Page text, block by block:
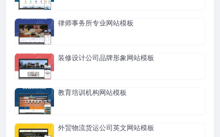
律师事务所专业网站模板
装修设计公司品牌形象网站模板
教育培训机构网站模板
外贸物流货运公司英文网站模板